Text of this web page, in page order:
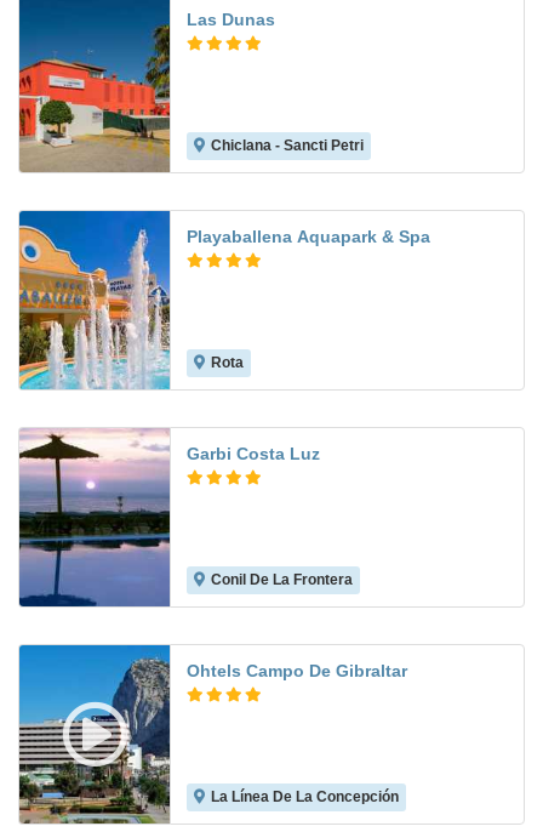
Las Dunas
Chiclana - Sancti Petri
Playaballena Aquapark & Spa
Rota
Garbi Costa Luz
Conil De La Frontera
Ohtels Campo De Gibraltar
La Línea De La Concepción